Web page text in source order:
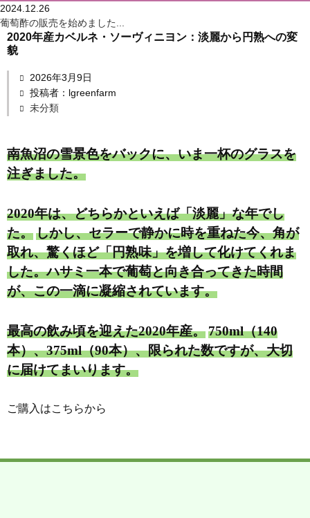
2024.12.26
葡萄酢の販売を始めました...
2020年産カベルネ・ソーヴィニヨン：淡麗から円熟への変
貌
2026年3月9日
投稿者：lgreenfarm
未分類
南魚沼の雪景色をバックに、いま一杯のグラスを
注ぎました。
2020年は、どちらかといえば「淡麗」な年でし
た。しかし、セラーで静かに時を重ねた今、角が
取れ、驚くほど「円熟味」を増して化けてくれま
した。ハサミ一本で葡萄と向き合ってきた時間
が、この一滴に凝縮されています。
最高の飲み頃を迎えた2020年産。750ml（140
本）、375ml（90本）、限られた数ですが、大切
に届けてまいります。
ご購入はこちらから